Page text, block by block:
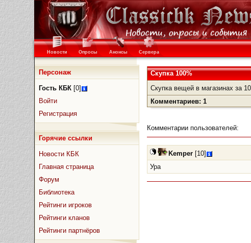
Новости Опросы Анонсы Сервера
Персонаж
Гость КБК [0]
Войти
Регистрация
Горячие ссылки
Новости КБК
Главная страница
Форум
Библиотека
Рейтинги игроков
Рейтинги кланов
Рейтинги партнёров
Скупка 100%
Скупка вещей в магазинах за
Комментариев: 1
Комментарии пользователей:
Kemper [10]
Ура